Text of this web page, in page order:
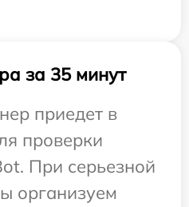
за 35 минут
приедет в
проверки
При серьезной
организуем